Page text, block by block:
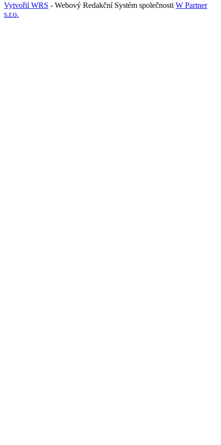
Vytvořil WRS - Webový Redakční Systém společnosti W Partner
s.r.o.